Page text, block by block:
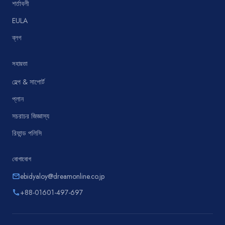
শর্তাবলী
EULA
ব্লগ
সহায়তা
হেল্প & সাপোর্ট
প্লান
সচরাচর জিজ্ঞাস্য
রিফান্ড পলিসি
যোগাযোগ
emailebidyaloy@dreamonline.co.jp
phone+88-01601-497-697